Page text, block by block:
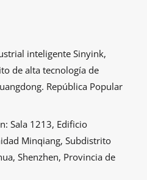
inteligente Sinyink,
de alta tecnología de
República Popular
Sala 1213, Edificio
Minqiang, Subdistrito
Shenzhen, Provincia de